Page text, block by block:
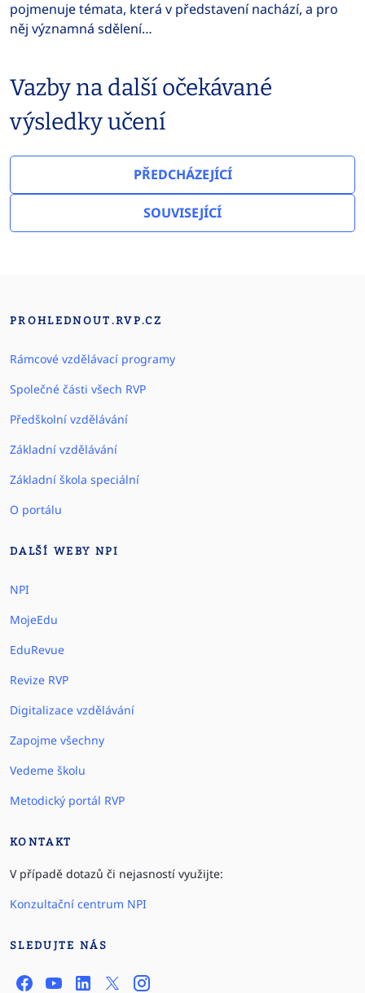
pojmenuje témata, která v představení nachází, a pro
něj významná sdělení…
Vazby na další očekávané
výsledky učení
PŘEDCHÁZEJÍCÍ
SOUVISEJÍCÍ
PROHLEDNOUT.RVP.CZ
Rámcové vzdělávací programy
Společné části všech RVP
Předškolní vzdělávání
Základní vzdělávání
Základní škola speciální
O portálu
DALŠÍ WEBY NPI
NPI
MojeEdu
EduRevue
Revize RVP
Digitalizace vzdělávání
Zapojme všechny
Vedeme školu
Metodický portál RVP
KONTAKT
V případě dotazů či nejasností využijte:
Konzultační centrum NPI
SLEDUJTE NÁS